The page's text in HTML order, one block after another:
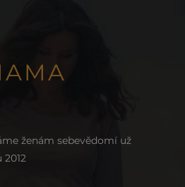
ženám sebevědomí už